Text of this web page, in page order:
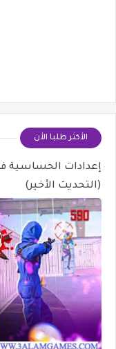
الأكثر طلبا الأن
(التحديث الأخير)